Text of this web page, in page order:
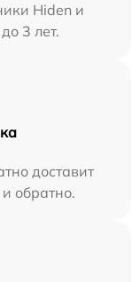
Hiden и
3 лет.
доставит
обратно.